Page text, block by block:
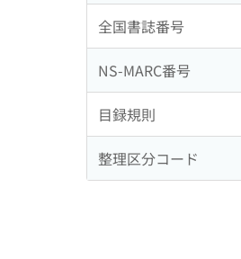
全国書誌番号
NS-MARC番号
目録規則
整理区分コード